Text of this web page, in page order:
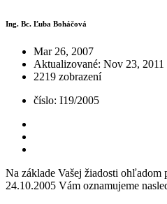
Ing. Bc. Ľuba Boháčová
Mar 26, 2007
Aktualizované: Nov 23, 2011
2219 zobrazení
číslo: I19/2005
Na základe Vašej žiadosti ohľadom
24.10.2005 Vám oznamujeme